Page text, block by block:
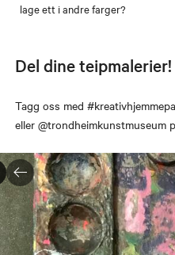
lage ett i andre farger?
Del dine teipmalerier!
Tagg oss med
eller @trondheimkunstmuseum